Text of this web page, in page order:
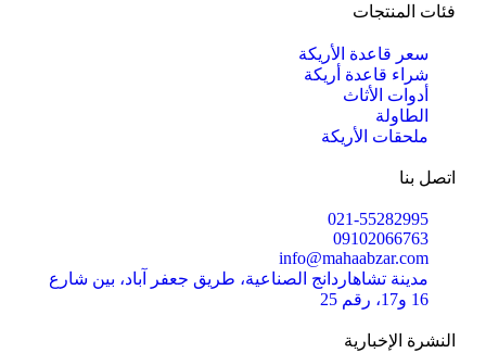
فئات المنتجات
سعر قاعدة الأريكة
شراء قاعدة أريكة
أدوات الأثاث
الطاولة
ملحقات الأريكة
اتصل بنا
021-55282995
09102066763
info@mahaabzar.com
مدينة تشاهاردانج الصناعية، طريق جعفر آباد، بين شارع
16 و17، رقم 25
النشرة الإخبارية